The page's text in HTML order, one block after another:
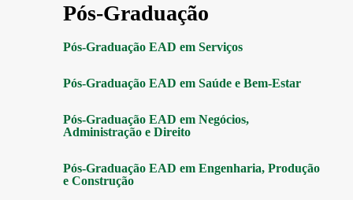
Pós-Graduação
Pós-Graduação EAD em Serviços
Pós-Graduação EAD em Saúde e Bem-Estar
Pós-Graduação EAD em Negócios,
Administração e Direito
Pós-Graduação EAD em Engenharia, Produção
e Construção